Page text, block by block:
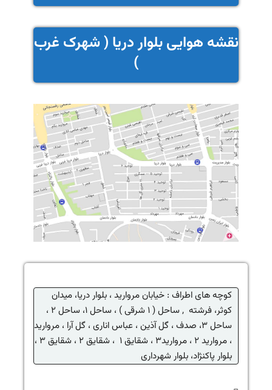
نقشه هوایی بلوار دریا ( شهرک غرب
)
کوچه های اطراف : خیابان مروارید ، بلوار دریا، میدان
کوثر، فرشته , ساحل ( ۱ شرقی ) ، ساحل ۱، ساحل ۲ ،
ساحل ۳، صدف ، گل آذین ،
عباس اناری ، گل آرا ، مروارید
، مروارید ۲ ، مروارید۳ ، شقایق ۱ ، شقایق ۲ ، شقایق ۳ ،
بلوار پاکنژاد، بلوار شهرداری